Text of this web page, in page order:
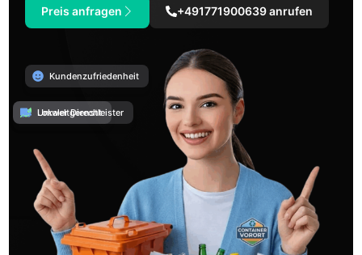
Preis anfragen +491771900639 anrufen
Kundenzufriedenheit
Umweltgerecht
Lokaler Dienstleister